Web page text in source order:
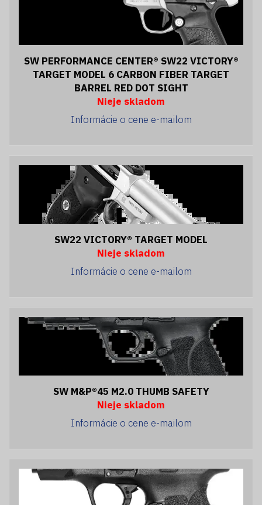
SW PERFORMANCE CENTER® SW22 VICTORY®
TARGET MODEL 6 CARBON FIBER TARGET
BARREL RED DOT SIGHT
Nieje skladom
Informácie o cene e-mailom
SW22 VICTORY® TARGET MODEL
Nieje skladom
Informácie o cene e-mailom
SW M&P®45 M2.0 THUMB SAFETY
Nieje skladom
Informácie o cene e-mailom